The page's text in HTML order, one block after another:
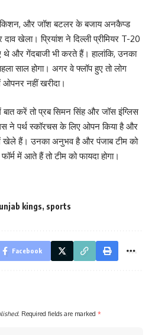
किशन, और जॉश बटलर के बजाय अनकैप्ड
दाव खेला। प्रियांश ने दिल्ली प्रीमियर T-20
और गेंदबाजी भी करते हैं। हालांकि, उनका
साल होगा। अगर वे फ्लॉप हुए तो लोग
नहीं खरीदा।
करें तो प्रब सिमन सिंह और जॉस इंग्लिस
ने पर्थ स्कॉरचस के लिए ओपन किया है और
खेले हैं। उनका अनुभव है और पंजाब टीम को
में आते हैं तो टीम को फायदा होगा।
kings, sports
Facebook
Required fields are marked *